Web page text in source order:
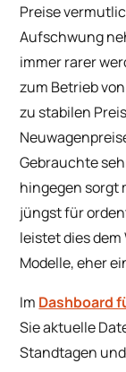
Preise
Aufschwung
immer rarer
zum Betrieb
zu stabilen
Gebrauchte
hingegen sorgt
jüngst für
leistet dies
Modelle, eher
Im Dashboard
Sie aktuelle
Standtagen